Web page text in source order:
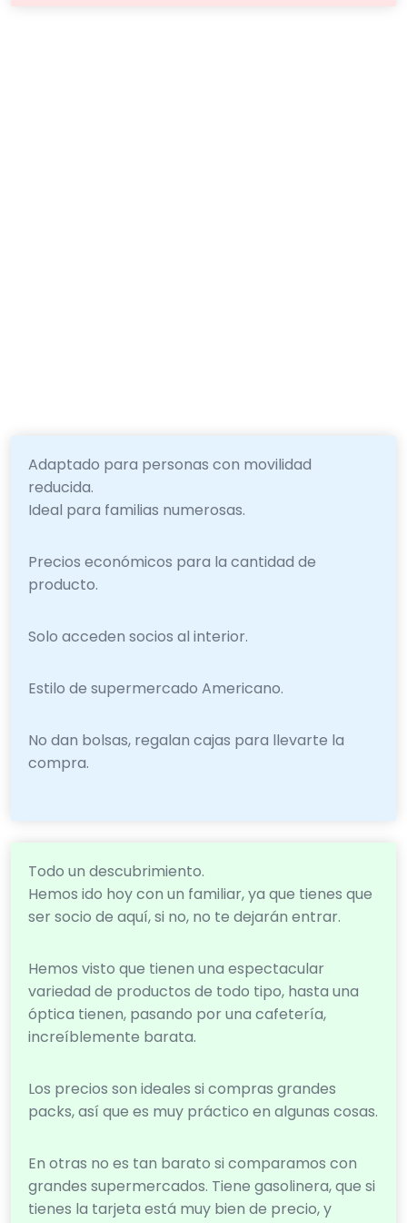
Adaptado para personas con movilidad
reducida.
Ideal para familias numerosas.
Precios económicos para la cantidad de
producto.
Solo acceden socios al interior.
Estilo de supermercado Americano.
No dan bolsas, regalan cajas para llevarte la
compra.
Todo un descubrimiento.
Hemos ido hoy con un familiar, ya que tienes que
ser socio de aquí, si no, no te dejarán entrar.
Hemos visto que tienen una espectacular
variedad de productos de todo tipo, hasta una
óptica tienen, pasando por una cafetería,
increíblemente barata.
Los precios son ideales si compras grandes
packs, así que es muy práctico en algunas cosas.
En otras no es tan barato si comparamos con
grandes supermercados. Tiene gasolinera, que si
tienes la tarjeta está muy bien de precio, y